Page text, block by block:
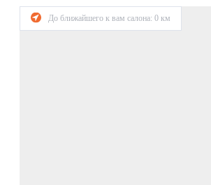
До ближайшего к вам салона: 0 км